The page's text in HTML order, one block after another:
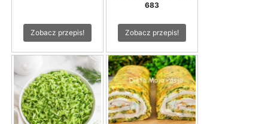
Zobacz przepis!
683
Zobacz przepis!